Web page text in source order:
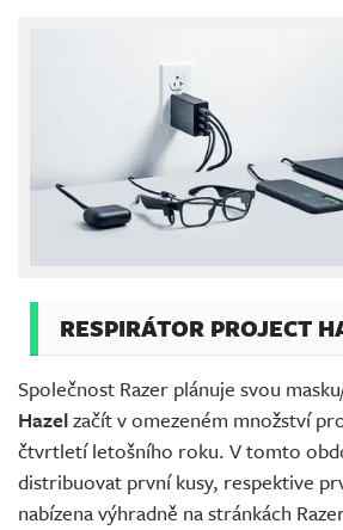
RESPIRÁTOR PROJECT
Společnost Razer plánuje svou
Hazelzačít v omezeném množství
čtvrtletí letošního roku. V tomto
distribuovat první kusy, respektive
nabízena výhradně na stránkách